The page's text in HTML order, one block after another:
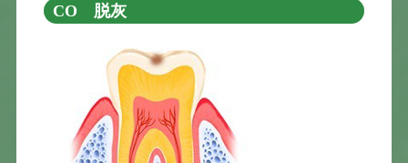
CO 脱灰